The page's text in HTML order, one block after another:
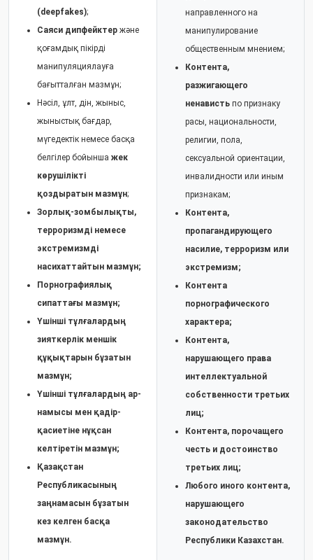
(deepfakes);
Саяси дипфейктер және
қоғамдық пікірді
манипуляциялауға
бағытталған мазмұн;
Нәсіл, ұлт, дін, жыныс,
жыныстық бағдар,
мүгедектік немесе басқа
белгілер бойынша жек
көрушілікті
қоздыратын мазмұн;
Зорлық-зомбылықты,
терроризмді немесе
экстремизмді
насихаттайтын мазмұн;
Порнографиялық
сипаттағы мазмұн;
Үшінші тұлғалардың
зияткерлік меншік
құқықтарын бұзатын
мазмұн;
Үшінші тұлғалардың ар-
намысы мен қадір-
қасиетіне нұқсан
келтіретін мазмұн;
Қазақстан
Республикасының
заңнамасын бұзатын
кез келген басқа
мазмұн.
направленного на
манипулирование
общественным мнением;
Контента,
разжигающего
ненависть по признаку
расы, национальности,
религии, пола,
сексуальной ориентации,
инвалидности или иным
признакам;
Контента,
пропагандирующего
насилие, терроризм или
экстремизм;
Контента
порнографического
характера;
Контента,
нарушающего права
интеллектуальной
собственности третьих
лиц;
Контента, порочащего
честь и достоинство
третьих лиц;
Любого иного контента,
нарушающего
законодательство
Республики Казахстан.